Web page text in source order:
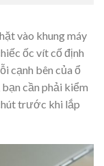
vào khung máy
ốc vít cố định
cạnh bên của ổ
cần phải kiểm
trước khi lắp